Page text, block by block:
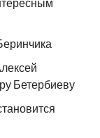
Бетербиеву